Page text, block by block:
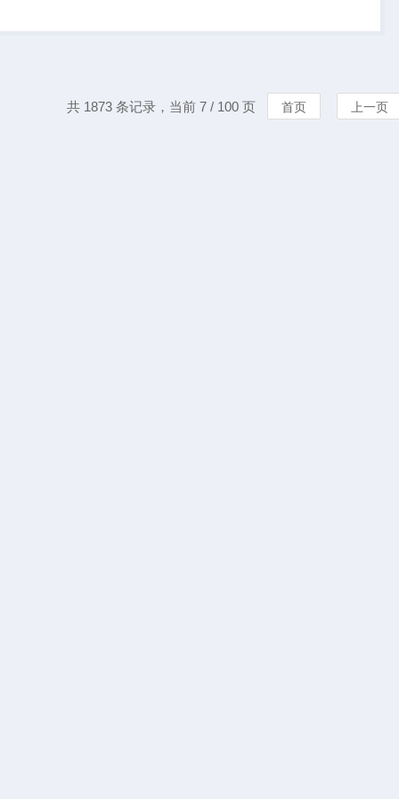
素。
共 1873 条记录，当前 7 / 100 页 首页 上一页